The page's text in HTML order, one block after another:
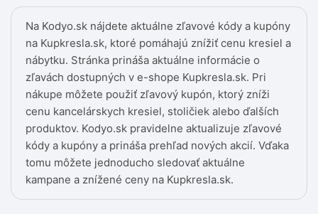
Na Kodyo.sk nájdete aktuálne zľavové kódy a kupóny
na Kupkresla.sk, ktoré pomáhajú znížiť cenu kresiel a
nábytku. Stránka prináša aktuálne informácie o
zľavách dostupných v e-shope Kupkresla.sk. Pri
nákupe môžete použiť zľavový kupón, ktorý zníži
cenu kancelárskych kresiel, stoličiek alebo ďalších
produktov. Kodyo.sk pravidelne aktualizuje zľavové
kódy a kupóny a prináša prehľad nových akcií. Vďaka
tomu môžete jednoducho sledovať aktuálne
kampane a znížené ceny na Kupkresla.sk.